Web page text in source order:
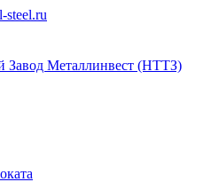
steel.ru